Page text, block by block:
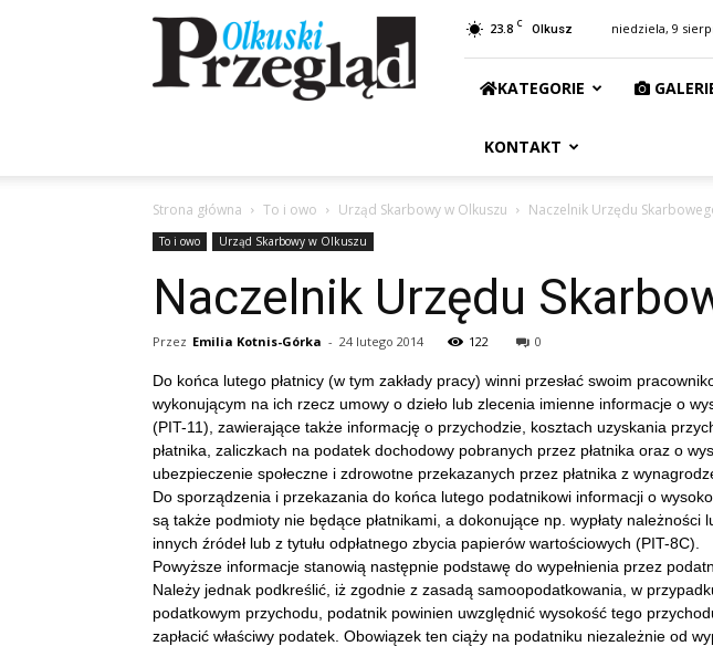
Przegląd
Olkuski
23.8 C Olkusz niedziela, 9
KATEGORIE
KONTAKT
Strona główna To i owo Urząd Skarbowy w Olkuszu Naczelnik Urzędu
To i owo Urząd Skarbowy w Olkuszu
Naczelnik Urzędu
Przez Emilia Kotnis-Górka - 24 lutego 2014 122 0
Do końca lutego płatnicy (w tym zakłady pracy) winni przesłać swoim
wykonującym na ich rzecz umowy o dzieło lub zlecenia imienne informacje o
(PIT-11), zawierające także informację o przychodzie, kosztach uzyskania
płatnika, zaliczkach na podatek dochodowy pobranych przez płatnika oraz o
ubezpieczenie społeczne i zdrowotne przekazanych przez płatnika z
Do sporządzenia i przekazania do końca lutego podatnikowi informacji o
są także podmioty nie będące płatnikami, a dokonujące np. wypłaty należności
innych źródeł lub z tytułu odpłatnego zbycia papierów wartościowych (PIT-8C).
Powyższe informacje stanowią następnie podstawę do wypełnienia przez
Należy jednak podkreślić, iż zgodnie z zasadą samoopodatkowania, w
podatkowym przychodu, podatnik powinien uwzględnić wysokość tego
zapłacić właściwy podatek. Obowiązek ten ciąży na podatniku niezależnie od